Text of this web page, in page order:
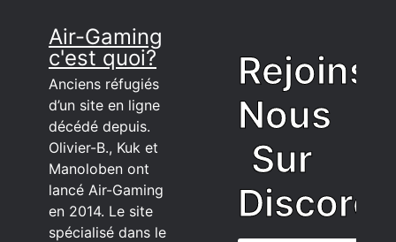
Air-Gaming
c'est quoi?
Anciens réfugiés
d’un site en ligne
décédé depuis.
Olivier-B., Kuk et
Manoloben ont
lancé Air-Gaming
en 2014. Le site
spécialisé dans le
Rejoins
Nous
Sur
Discord